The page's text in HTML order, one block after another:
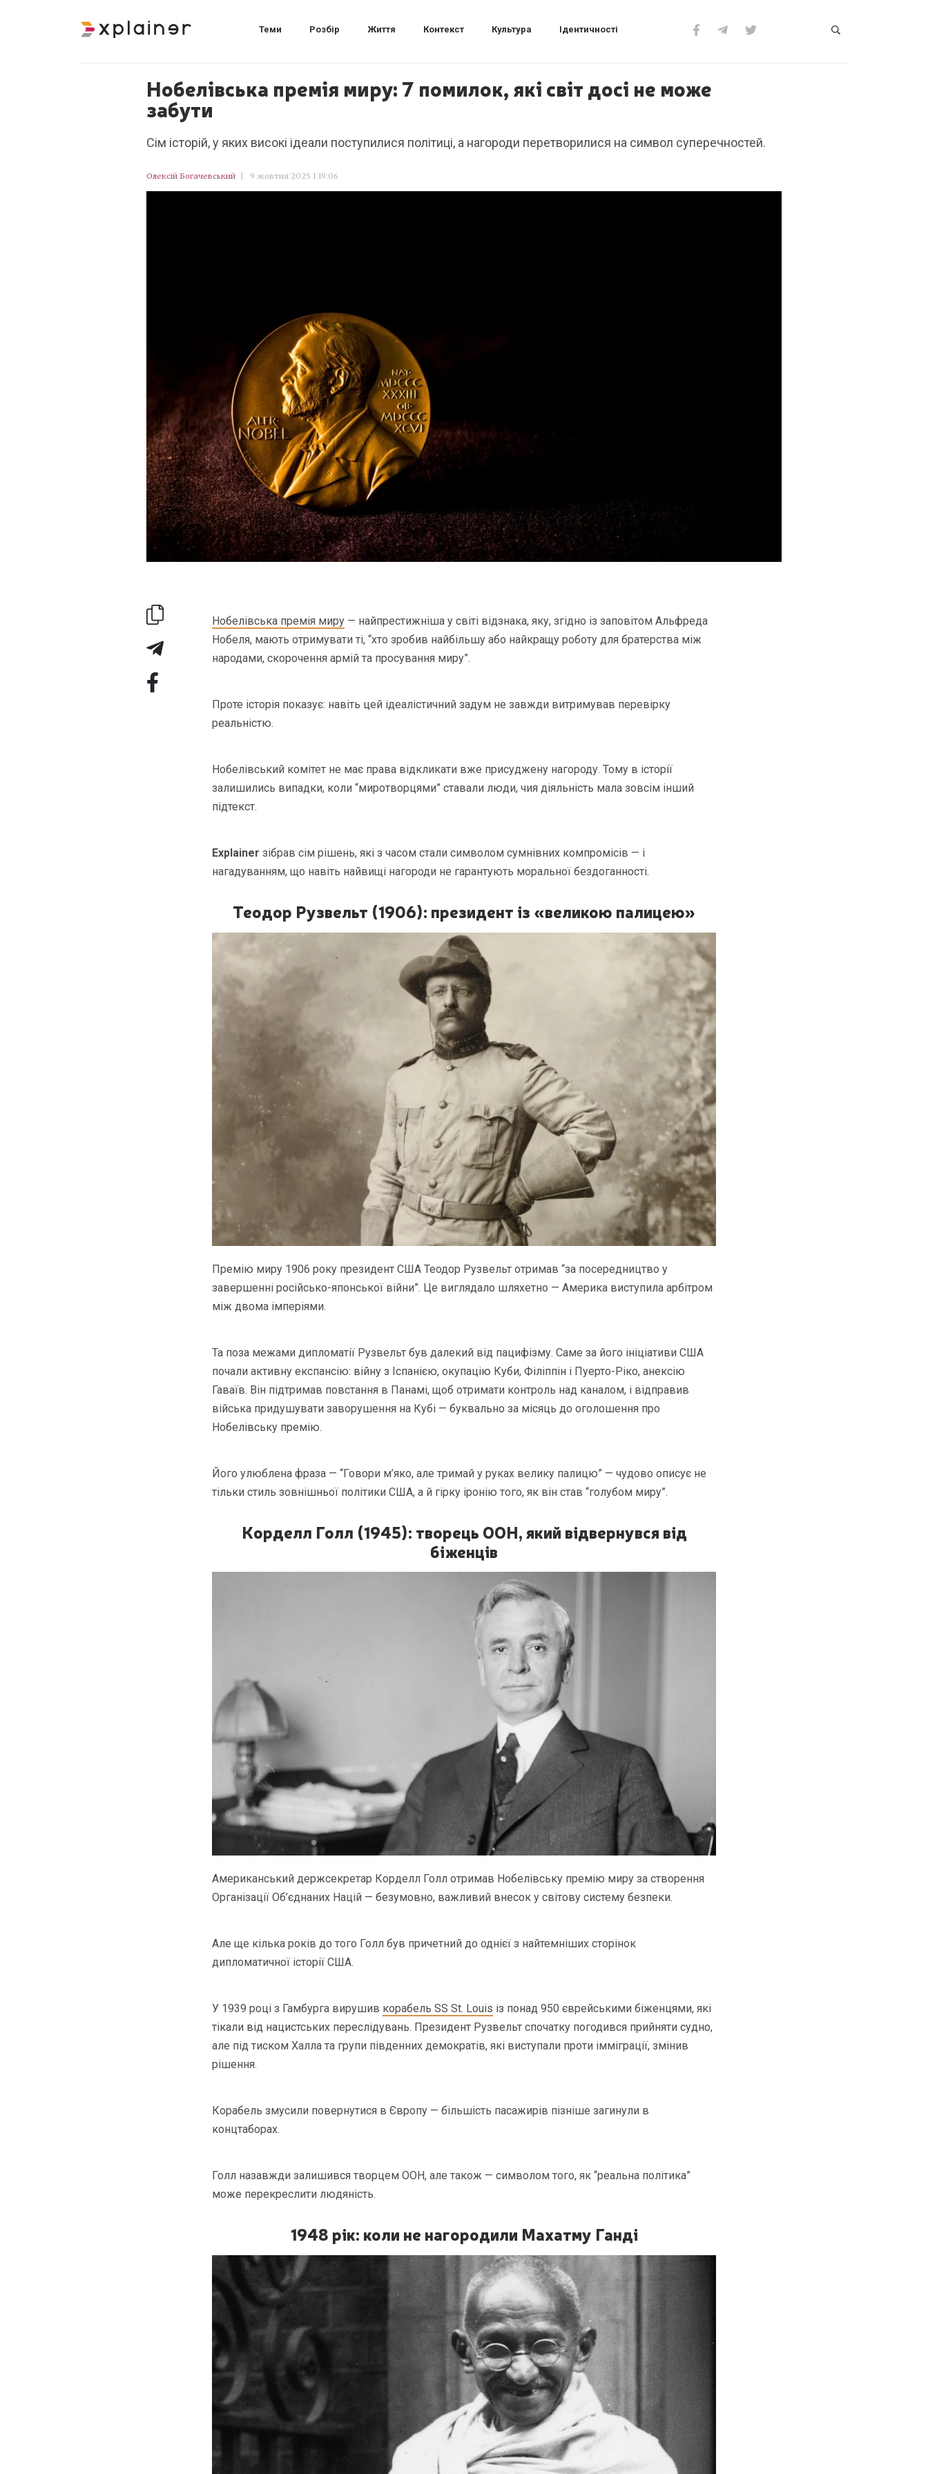
Теми Розбір Життя Контекст Культура Ідентичності
Нобелівська премія миру: 7 помилок, які світ досі не може
забути
Сім історій, у яких високі ідеали поступилися політиці, а нагороди перетворилися на символ суперечностей.
Олексій Богачевський 9 жовтня 2025 | 19:06
Нобелівська премія миру — найпрестижніша у світі відзнака, яку, згідно із заповітом Альфреда
Нобеля, мають отримувати ті, “хто зробив найбільшу або найкращу роботу для братерства між
народами, скорочення армій та просування миру”.
Проте історія показує: навіть цей ідеалістичний задум не завжди витримував перевірку
реальністю.
Нобелівський комітет не має права відкликати вже присуджену нагороду. Тому в історії
залишились випадки, коли “миротворцями” ставали люди, чия діяльність мала зовсім інший
підтекст.
Explainer зібрав сім рішень, які з часом стали символом сумнівних компромісів — і
нагадуванням, що навіть найвищі нагороди не гарантують моральної бездоганності.
Теодор Рузвельт (1906): президент із «великою палицею»
Премію миру 1906 року президент США Теодор Рузвельт отримав “за посередництво у
завершенні російсько-японської війни”. Це виглядало шляхетно — Америка виступила арбітром
між двома імперіями.
Та поза межами дипломатії Рузвельт був далекий від пацифізму. Саме за його ініціативи США
почали активну експансію: війну з Іспанією, окупацію Куби, Філіппін і Пуерто-Ріко, анексію
Гаваїв. Він підтримав повстання в Панамі, щоб отримати контроль над каналом, і відправив
війська придушувати заворушення на Кубі — буквально за місяць до оголошення про
Нобелівську премію.
Його улюблена фраза — “Говори м’яко, але тримай у руках велику палицю” — чудово описує не
тільки стиль зовнішньої політики США, а й гірку іронію того, як він став “голубом миру”.
Корделл Голл (1945): творець ООН, який відвернувся від
біженців
Американський держсекретар Корделл Голл отримав Нобелівську премію миру за створення
Організації Об’єднаних Націй — безумовно, важливий внесок у світову систему безпеки.
Але ще кілька років до того Голл був причетний до однієї з найтемніших сторінок
дипломатичної історії США.
У 1939 році з Гамбурга вирушив корабель SS St. Louis із понад 950 єврейськими біженцями, які
тікали від нацистських переслідувань. Президент Рузвельт спочатку погодився прийняти судно,
але під тиском Халла та групи південних демократів, які виступали проти імміграції, змінив
рішення.
Корабель змусили повернутися в Європу — більшість пасажирів пізніше загинули в
концтаборах.
Голл назавжди залишився творцем ООН, але також — символом того, як “реальна політика”
може перекреслити людяність.
1948 рік: коли не нагородили Махатму Ганді